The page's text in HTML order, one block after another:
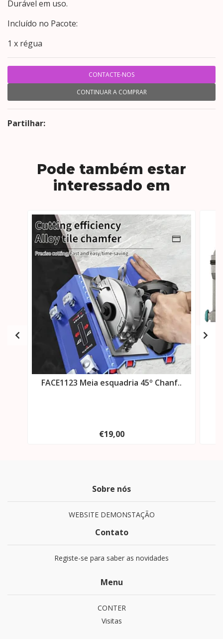
Durável em uso.
Incluído no Pacote:
1 x régua
CONTACTE-NOS
CONTINUAR A COMPRAR
Partilhar:
Pode também estar
interessado em
FACE1123 Meia esquadria 45º Chanf..
€19,00
Sobre nós
WEBSITE DEMONSTAÇÃO
Contato
Registe-se para saber as novidades
Menu
CONTER
Visitas